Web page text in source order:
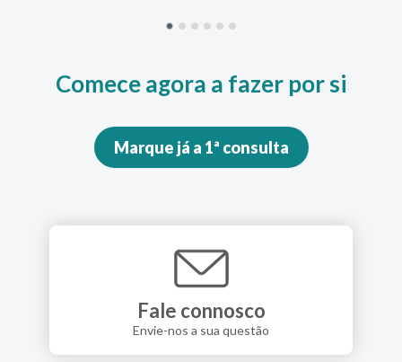
Comece agora a fazer por si
Marque já a 1ª consulta
Fale connosco
Envie-nos a sua questão